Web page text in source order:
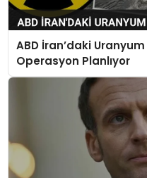
ABD İran’daki
Operasyon Planlıyor